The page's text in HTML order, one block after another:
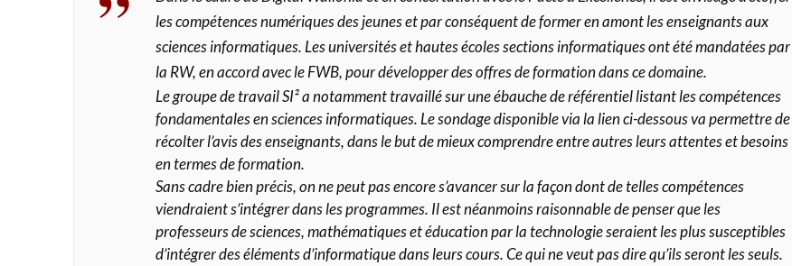
les compétences numériques des jeunes et par conséquent de former en amont les enseignants aux
sciences informatiques. Les universités et hautes écoles sections informatiques ont été mandatées par
la RW, en accord avec le FWB, pour développer des offres de formation dans ce domaine.
Le groupe de travail SI² a notamment travaillé sur une ébauche de référentiel listant les compétences
fondamentales en sciences informatiques. Le sondage disponible via la lien ci-dessous va permettre de
récolter l’avis des enseignants, dans le but de mieux comprendre entre autres leurs attentes et besoins
en termes de formation.
Sans cadre bien précis, on ne peut pas encore s’avancer sur la façon dont de telles compétences
viendraient s’intégrer dans les programmes. Il est néanmoins raisonnable de penser que les
professeurs de sciences, mathématiques et éducation par la technologie seraient les plus susceptibles
d’intégrer des éléments d’informatique dans leurs cours. Ce qui ne veut pas dire qu’ils seront les seuls.